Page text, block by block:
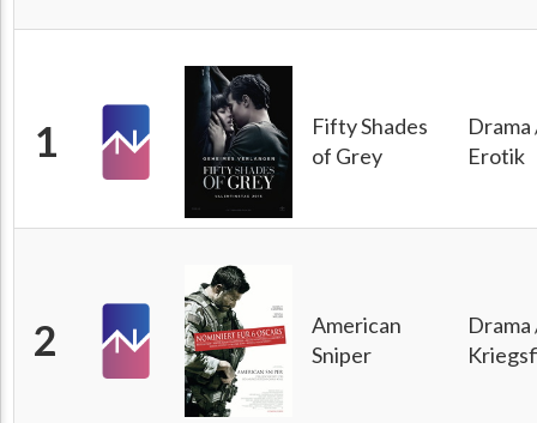
1
Fifty Shades
of Grey
Drama
Erotik
2
American
Sniper
Drama